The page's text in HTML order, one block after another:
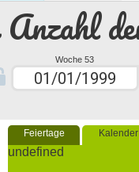
Anzahl
Woche 53
Feiertage Kalender
undefined